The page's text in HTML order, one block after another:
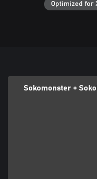
Optimized for
Sokomonster +